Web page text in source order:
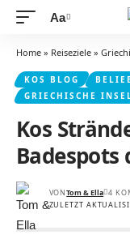
Aa
Home » Reiseziele »
KOS BLOG
GRIECHISCHE
Kos
Badespots
ZULETZT
VONTom & Ella 4